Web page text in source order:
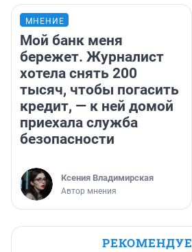
МНЕНИЕ
Мой банк меня
бережет. Журналист
хотела снять 200
тысяч, чтобы погасить
кредит, — к ней домой
приехала служба
безопасности
Ксения Владимирская
Автор мнения